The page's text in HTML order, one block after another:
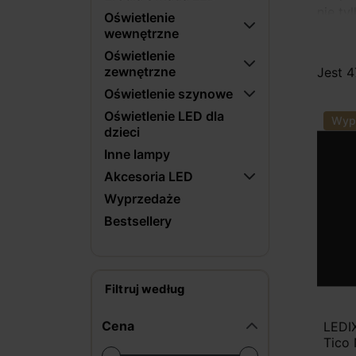
Oświetlenie
wewnętrzne
Oświetlenie
zewnętrzne
Oświetlenie szynowe
Oświetlenie LED dla
dzieci
Inne lampy
Akcesoria LED
Wyprzedaże
Bestsellery
Filtruj według
Cena
W
Jest
Tico